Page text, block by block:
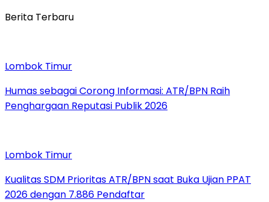
Berita Terbaru
Lombok Timur
Humas sebagai Corong Informasi: ATR/BPN Raih
Penghargaan Reputasi Publik 2026
Lombok Timur
Kualitas SDM Prioritas ATR/BPN saat Buka Ujian PPAT
2026 dengan 7.886 Pendaftar